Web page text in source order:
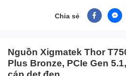
Chia sẻ
Nguồn Xigmatek Thor
Plus Bronze, PCIe Gen